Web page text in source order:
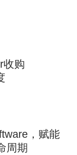
收购
，赋能
周期